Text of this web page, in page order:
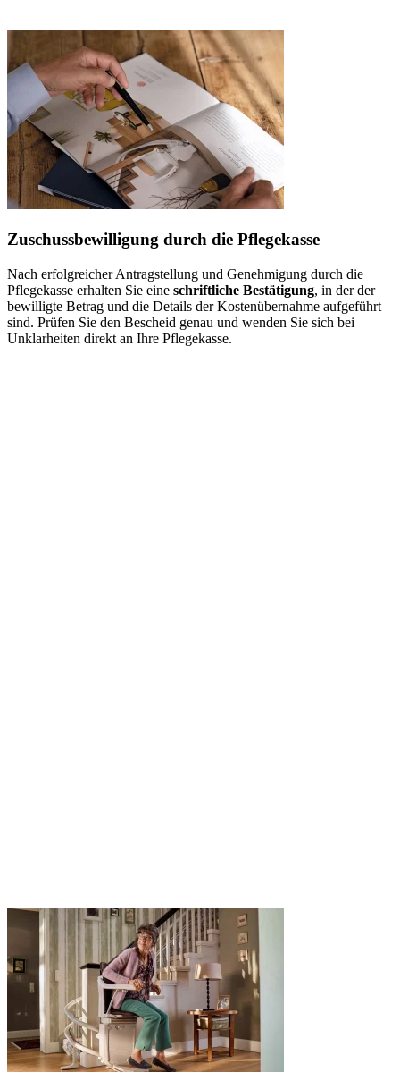
Zuschussbewilligung durch die Pflegekasse
Nach erfolgreicher Antragstellung und Genehmigung durch die
Pflegekasse erhalten Sie eine schriftliche Bestätigung, in der der
bewilligte Betrag und die Details der Kostenübernahme aufgeführt
sind. Prüfen Sie den Bescheid genau und wenden Sie sich bei
Unklarheiten direkt an Ihre Pflegekasse.